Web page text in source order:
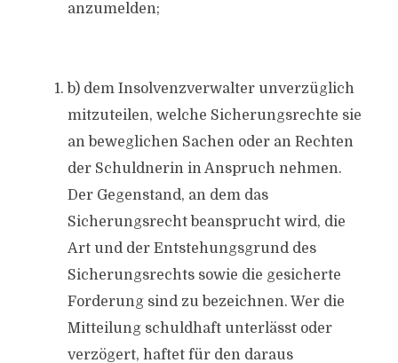
anzumelden;
b) dem Insolvenzverwalter unverzüglich
mitzuteilen, welche Sicherungsrechte sie
an beweglichen Sachen oder an Rechten
der Schuldnerin in Anspruch nehmen.
Der Gegenstand, an dem das
Sicherungsrecht beansprucht wird, die
Art und der Entstehungsgrund des
Sicherungsrechts sowie die gesicherte
Forderung sind zu bezeichnen. Wer die
Mitteilung schuldhaft unterlässt oder
verzögert, haftet für den daraus